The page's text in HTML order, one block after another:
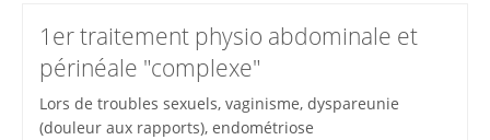
1er traitement physio abdominale et
périnéale "complexe"
Lors de troubles sexuels, vaginisme, dyspareunie
(douleur aux rapports), endométriose